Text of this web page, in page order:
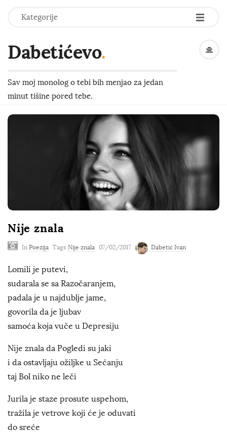
Kategorije -
-
-
Dabetićevo.
Sav moj monolog o tebi bih menjao za jedan
minut tišine pored tebe.
Nije znala
In Poezija Tags Nije znala 07/02/2017 Dabetić Ivan
Lomili je putevi,
sudarala se sa Razočaranjem,
padala je u najdublje jame,
govorila da je ljubav
samoća koja vuče u Depresiju
Nije znala da Pogledi su jaki
i da ostavljaju ožiljke u Sećanju
taj Bol niko ne leči
Jurila je staze prosute uspehom,
tražila je vetrove koji će je oduvati
do sreće